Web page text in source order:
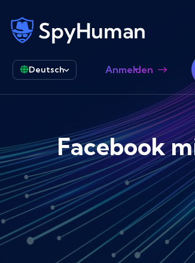
Deutsch Anmelden
Facebook